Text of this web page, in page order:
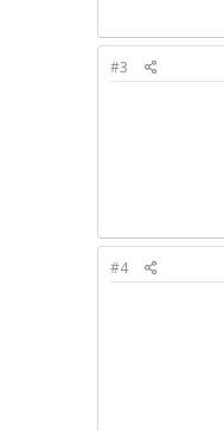
#3
#4